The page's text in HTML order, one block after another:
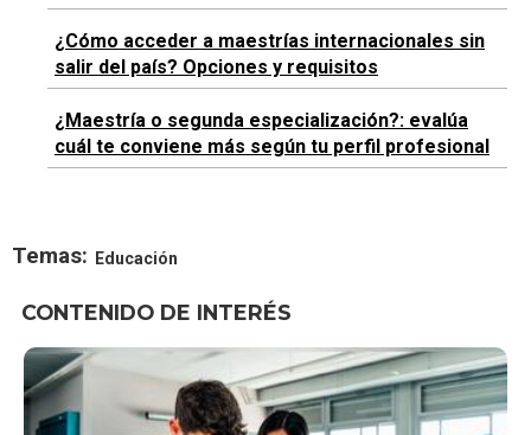
¿Cómo acceder a maestrías internacionales sin
salir del país? Opciones y requisitos
¿Maestría o segunda especialización?: evalúa
cuál te conviene más según tu perfil profesional
Temas: Educación
CONTENIDO DE INTERÉS